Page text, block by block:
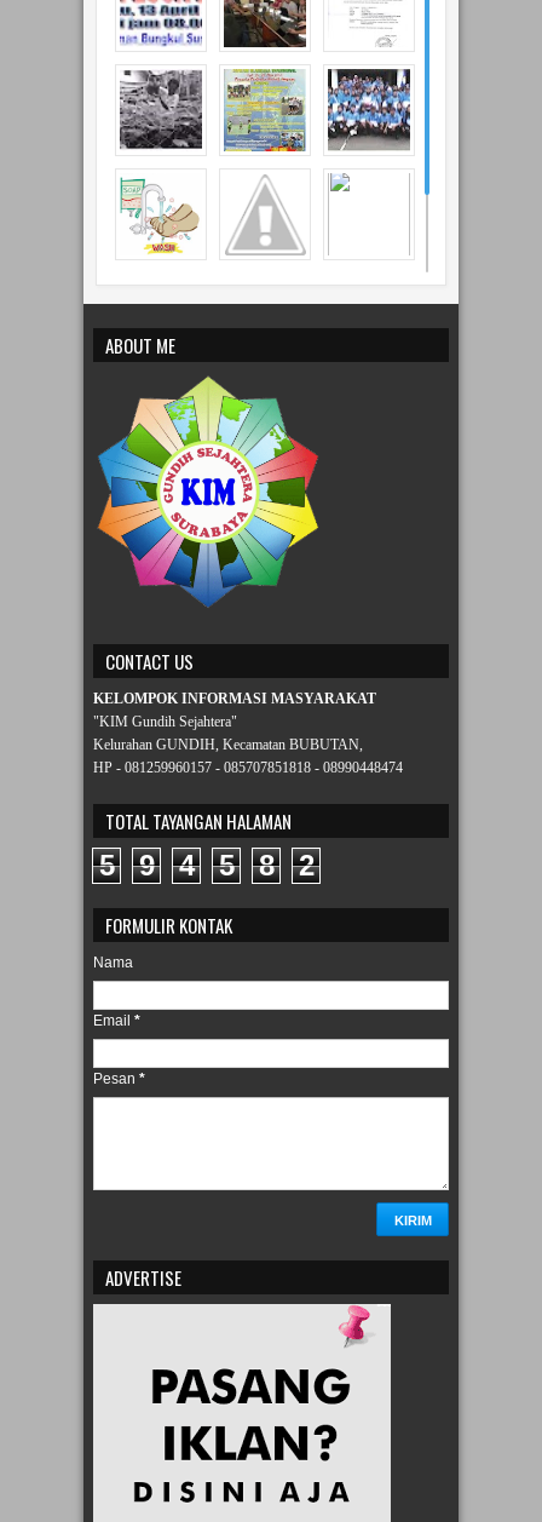
ABOUT ME
CONTACT US
KELOMPOK INFORMASI MASYARAKAT
"KIM Gundih Sejahtera"
Kelurahan GUNDIH, Kecamatan BUBUTAN,
HP - 081259960157 - 085707851818 - 08990448474
TOTAL TAYANGAN HALAMAN
5 9 4 5 8 2
FORMULIR KONTAK
Nama
Email *
Pesan *
ADVERTISE